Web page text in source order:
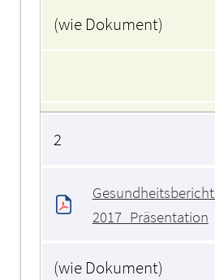
(wie Dokument)
2
Gesundheitsbericht
2017_Präsentation
(wie Dokument)